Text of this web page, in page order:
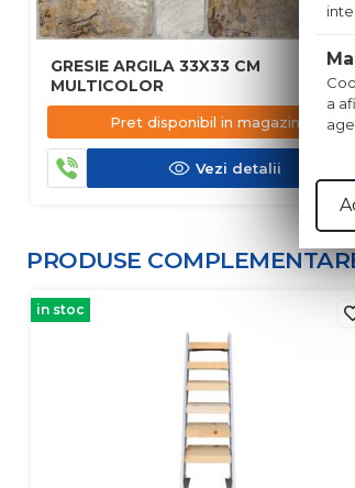
GRESIE ARGILA 33X33 CM
MULTICOLOR
Pret disponibil in magazin
Vezi detalii
PRODUSE
in stoc
a